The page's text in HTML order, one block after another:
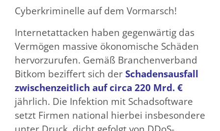
Cyberkriminelle auf dem Vormarsch!
Internetattacken haben gegenwärtig das
Vermögen massive ökonomische Schäden
hervorzurufen. Gemäß Branchenverband
Bitkom beziffert sich derSchadensausfall
zwischenzeitlich auf circa 220 Mrd. €
jährlich. Die Infektion mit Schadsoftware
setzt Firmen national hierbei insbesondere